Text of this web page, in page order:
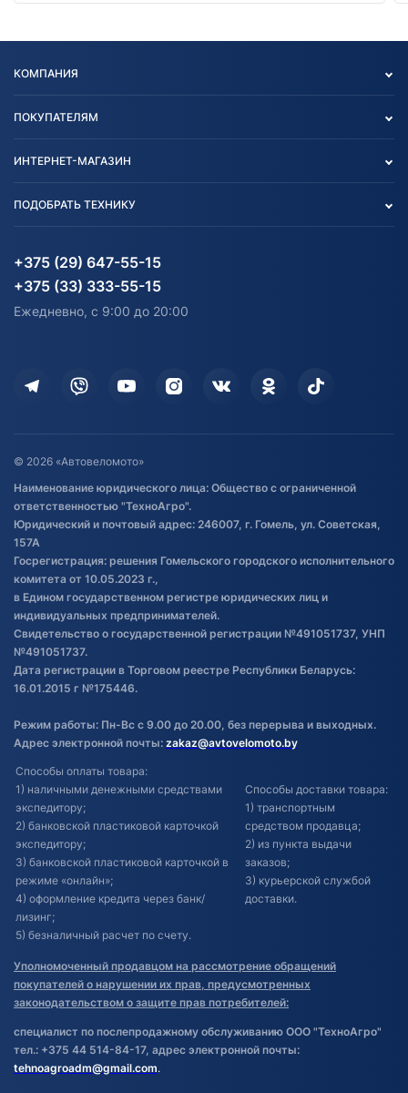
КОМПАНИЯ
Блог
Карта сайта
ПОКУПАТЕЛЯМ
Согласие на обработку
Информация до получения
согласия на обработку
Доставка
Дополнительные услуги
Оставить отзыв
Договор публичной оферты
Обработка файлов cookie
Постановка транспорта на учет
Обновления в ЭПТС 2024
ИНТЕРНЕТ-МАГАЗИН
Агротехника
Водный транспорт
Электротранспорт
Здоровье
ПОДОБРАТЬ ТЕХНИКУ
Агротехника
Электротранспорт
+375 (29) 647-55-15
+375 (33) 333-55-15
Ежедневно, с 9:00 до 20:00
© 2026 «Автовеломото»
Наименование юридического лица: Общество с ограниченной
ответственностью "ТехноАгро".
Юридический и почтовый адрес: 246007, г. Гомель, ул. Советская,
157А
Госрегистрация: решения Гомельского городского исполнительного
комитета от 10.05.2023 г.,
в Едином государственном регистре юридических лиц и
индивидуальных предпринимателей.
Свидетельство о государственной регистрации №491051737, УНП
№491051737.
Дата регистрации в Торговом реестре Республики Беларусь:
16.01.2015 г №175446.
Режим работы: Пн-Вс с 9.00 до 20.00, без перерыва и выходных.
Адрес электронной почты: zakaz@avtovelomoto.by
Способы оплаты товара:
1) наличными денежными средствами
экспедитору;
2) банковской пластиковой карточкой
экспедитору;
3) банковской пластиковой карточкой в
режиме «онлайн»;
4) оформление кредита через банк/
лизинг;
5) безналичный расчет по счету.
Способы доставки товара:
1) транспортным
средством продавца;
2) из пункта выдачи
заказов;
3) курьерской службой
доставки.
Уполномоченный продавцом на рассмотрение обращений
покупателей о нарушении их прав, предусмотренных
законодательством о защите прав потребителей:
специалист по послепродажному обслуживанию ООО "ТехноАгро"
тел.: +375 44 514-84-17, адрес электронной почты:
tehnoagroadm@gmail.com.